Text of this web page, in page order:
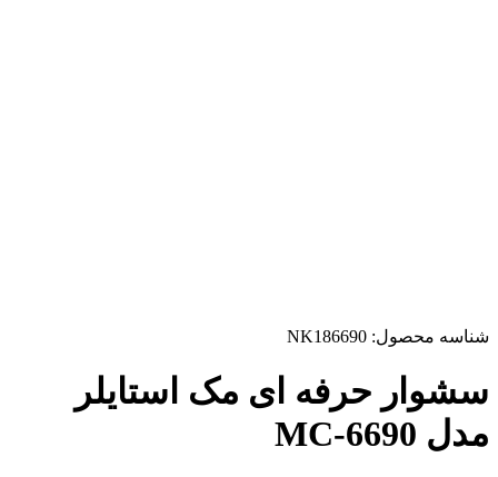
شناسه محصول: NK186690
سشوار حرفه ای مک استایلر
مدل MC-6690